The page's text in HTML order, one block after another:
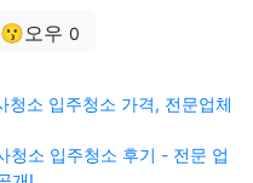
😗오우 0
청소 입주청소 가격, 전문업체
청소 입주청소 후기 - 전문 업